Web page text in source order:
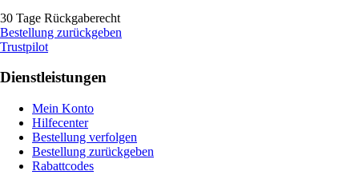
30 Tage Rückgaberecht
Bestellung zurückgeben
Trustpilot
Dienstleistungen
Mein Konto
Hilfecenter
Bestellung verfolgen
Bestellung zurückgeben
Rabattcodes